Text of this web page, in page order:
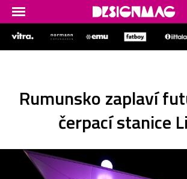
Rumunsko zaplaví
čerpací stanice